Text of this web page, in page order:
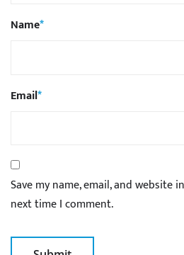
Name*
Email*
Save my name, email, and website
next time I comment.